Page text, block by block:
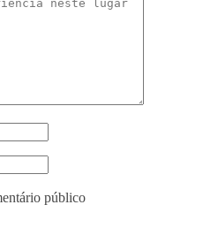
público